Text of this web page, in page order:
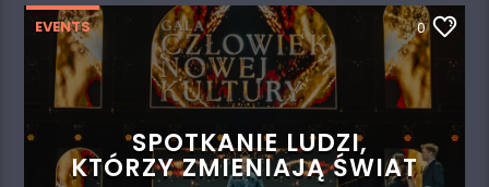
EVENTS 0
SPOTKANIE LUDZI,
KTÓRZY ZMIENIAJĄ ŚWIAT